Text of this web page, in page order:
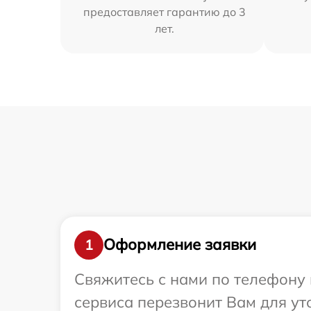
предоставляет гарантию до 3
лет.
1
Оформление заявки
Свяжитесь с нами по телефону
сервиса перезвонит Вам для